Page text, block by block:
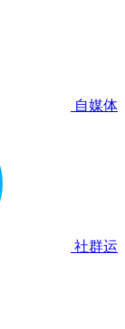
自媒体
社群运